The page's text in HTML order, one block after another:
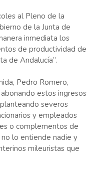
al Pleno de la
de la Junta de
inmediata los
de productividad de
de Andalucía”.
Pedro Romero,
estos ingresos
severos
y empleados
o complementos de
lo entiende nadie y
mileuristas que